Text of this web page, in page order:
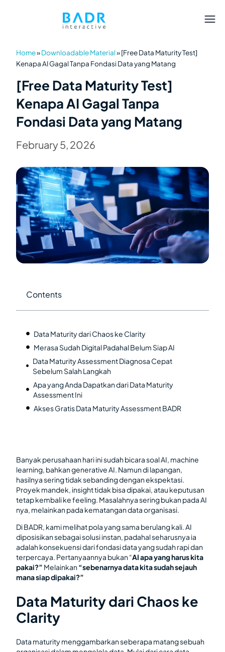
Home»Downloadable Material»[Free Data Maturity Test]
Kenapa AI Gagal Tanpa Fondasi Data yang Matang
[Free Data Maturity Test]
Kenapa AI Gagal Tanpa
Fondasi Data yang Matang
February 5, 2026
Contents
Data Maturity dari Chaos ke Clarity
Merasa Sudah Digital Padahal Belum Siap AI
Data Maturity Assessment Diagnosa Cepat
Sebelum Salah Langkah
Apa yang Anda Dapatkan dari Data Maturity
Assessment Ini
Akses Gratis Data Maturity Assessment BADR
Banyak perusahaan hari ini sudah bicara soal AI, machine
learning, bahkan generative AI. Namun di lapangan,
hasilnya sering tidak sebanding dengan ekspektasi.
Proyek mandek, insight tidak bisa dipakai, atau keputusan
tetap kembali ke feeling. Masalahnya sering bukan pada AI
nya, melainkan pada kematangan data organisasi.
Di BADR, kami melihat pola yang sama berulang kali. AI
diposisikan sebagai solusi instan, padahal seharusnya ia
adalah konsekuensi dari fondasi data yang sudah rapi dan
terpercaya. Pertanyaannya bukan “AI apa yang harus kita
pakai?” Melainkan“sebenarnya data kita sudah sejauh
mana siap dipakai?”
Data Maturity dari Chaos ke
Clarity
Data maturity menggambarkan seberapa matang sebuah